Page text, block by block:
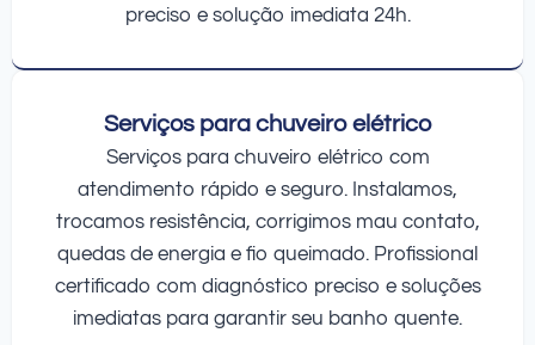
preciso e solução imediata 24h.
Serviços para chuveiro elétrico
Serviços para chuveiro elétrico com
atendimento rápido e seguro. Instalamos,
trocamos resistência, corrigimos mau contato,
quedas de energia e fio queimado. Profissional
certificado com diagnóstico preciso e soluções
imediatas para garantir seu banho quente.